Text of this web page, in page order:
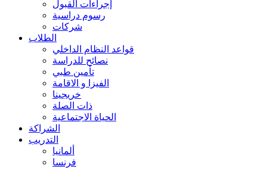
إجراءات القبول
رسوم دراسية
شركات
الطلاب
قواعد النظام الداخلي
نصائح للدراسة
تأمين طبي
الفيزا و الاقامة
خريجينا
ذات الصلة
الحياة الاجتماعية
الشراكة
التدريب
ألمانيا
فرنسا